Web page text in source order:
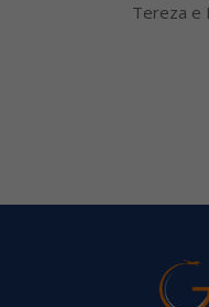
Tereza e